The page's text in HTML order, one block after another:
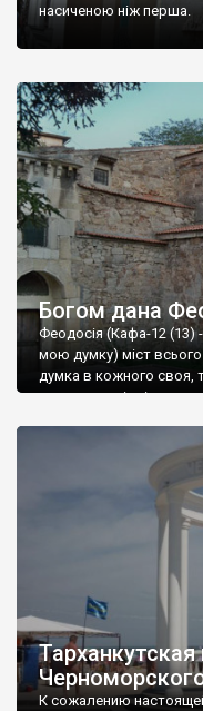
насиченою ніж перша.
Богом дана
Феодосія (Кафа-12 (13)
мою думку) міст
думка в кожного своя,
запрошую відвідати це
К сожалению